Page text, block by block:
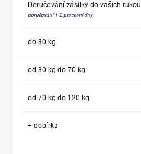
Doručování zásilky do vašich rukou
doručování 1-2 pracovní dny
do 30 kg
od 30 kg do 70 kg
od 70 kg do 120 kg
+ dobírka